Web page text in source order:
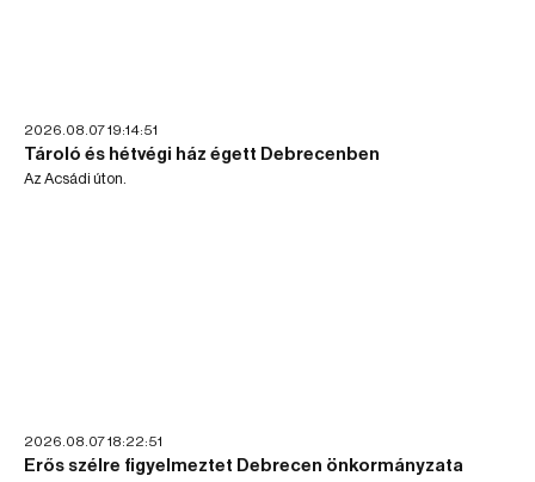
2026.08.07 19:14:51
Tároló és hétvégi ház égett Debrecenben
Az Acsádi úton.
2026.08.07 18:22:51
Erős szélre figyelmeztet Debrecen önkormányzata